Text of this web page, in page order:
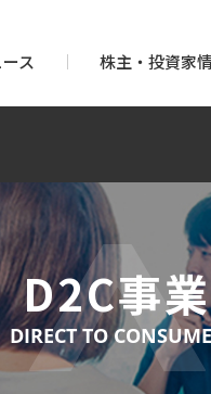
ス 株主・投資家
D2C事業
DIRECT TO